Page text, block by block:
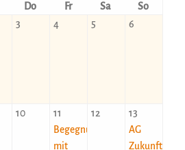
Do Fr Sa
So
3 4 5 6
10 11
Begegnung
mit
12 13
AG
Zukunft